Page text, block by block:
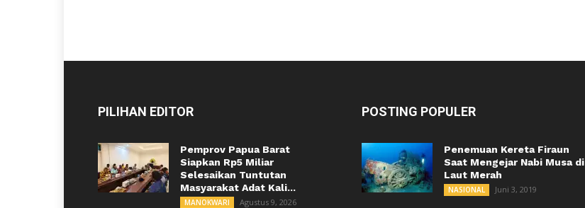
PILIHAN EDITOR
Pemprov Papua Barat
Siapkan Rp5 Miliar
Selesaikan Tuntutan
Masyarakat Adat Kali...
MANOKWARI Agustus 9, 2026
POSTING POPULER
Penemuan Kereta Firaun
Saat Mengejar Nabi Musa di
Laut Merah
NASIONAL Juni 3, 2019